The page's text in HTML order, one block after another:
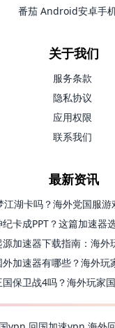
番茄 Android安卓手
关于我们
服务条款
隐私协议
应用权限
联系我们
最新资讯
江湖卡吗？海外党国服